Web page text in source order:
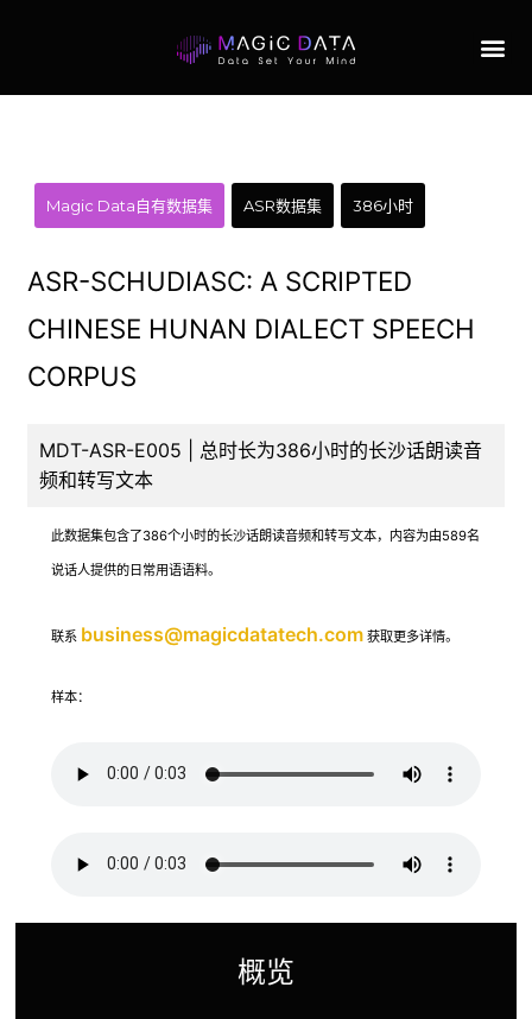
Magic Data自有数据集 ASR数据集 386小时
ASR-SCHUDIASC: A SCRIPTED
CHINESE HUNAN DIALECT SPEECH
CORPUS
MDT-ASR-E005 | 总时长为386小时的长沙话朗读音
频和转写文本
此数据集包含了386个小时的长沙话朗读音频和转写文本，内容为由589名
说话人提供的日常用语语料。
联系 business@magicdatatech.com获取更多详情。
样本：
概览